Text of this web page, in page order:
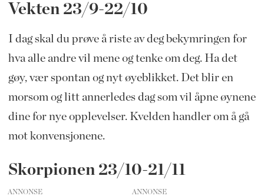
Vekten 23/9-22/10
I dag skal du prøve å riste av deg bekymringen for
hva alle andre vil mene og tenke om deg. Ha det
gøy, vær spontan og nyt øyeblikket. Det blir en
morsom og litt annerledes dag som vil åpne øynene
dine for nye opplevelser. Kvelden handler om å gå
mot konvensjonene.
Skorpionen 23/10-21/11
ANNONSE